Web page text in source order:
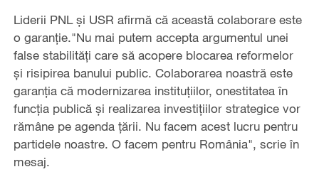
Liderii PNL şi USR afirmă că această colaborare este
o garanţie."Nu mai putem accepta argumentul unei
false stabilităţi care să acopere blocarea reformelor
şi risipirea banului public. Colaborarea noastră este
garanţia că modernizarea instituţiilor, onestitatea în
funcţia publică şi realizarea investiţiilor strategice vor
rămâne pe agenda ţării. Nu facem acest lucru pentru
partidele noastre. O facem pentru România", scrie în
mesaj.